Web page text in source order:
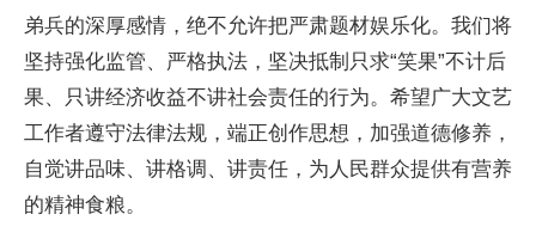
弟兵的深厚感情，绝不允许把严肃题材娱乐化。我们将
坚持强化监管、严格执法，坚决抵制只求“笑果”不计后
果、只讲经济收益不讲社会责任的行为。希望广大文艺
工作者遵守法律法规，端正创作思想，加强道德修养，
自觉讲品味、讲格调、讲责任，为人民群众提供有营养
的精神食粮。